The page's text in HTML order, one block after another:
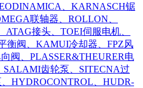
、KARNASCH锯
联轴器、ROLLON、
接头、TOEI伺服电机、
衡阀、KAMUI冷却器、FPZ风
阀、PLASSER&THEURER电
齿轮泵、SITECNA过
HYDROCONTROL、HUDR-